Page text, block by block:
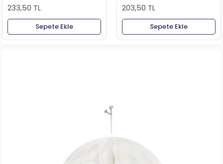
233,50 TL
Sepete Ekle
203,50 TL
Sepete Ekle